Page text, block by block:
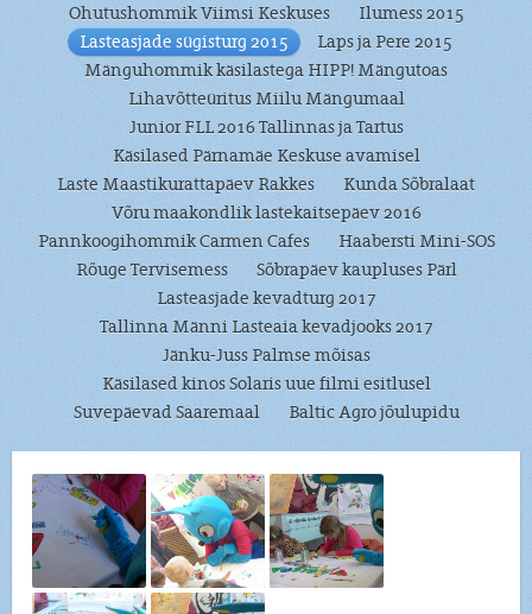
Ohutushommik Viimsi Keskuses
Ilumess 2015
Lasteasjade sügisturg 2015
Laps ja Pere 2015
Mänguhommik käsilastega HIPP! Mängutoas
Lihavõtteüritus Miilu Mängumaal
Junior FLL 2016 Tallinnas ja Tartus
Käsilased Pärnamäe Keskuse avamisel
Laste Maastikurattapäev Rakkes
Kunda Sõbralaat
Võru maakondlik lastekaitsepäev 2016
Pannkoogihommik Carmen Cafes
Haabersti Mini-SOS
Rõuge Tervisemess
Sõbrapäev kaupluses Pärl
Lasteasjade kevadturg 2017
Tallinna Männi Lasteaia kevadjooks 2017
Jänku-Juss Palmse mõisas
Käsilased kinos Solaris uue filmi esitlusel
Suvepäevad Saaremaal
Baltic Agro jõulupidu